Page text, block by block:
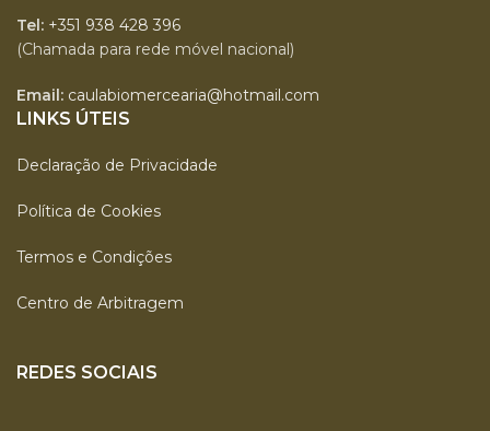
Tel: +351 938 428 396
(Chamada para rede móvel nacional)
Email: caulabiomercearia@hotmail.com
LINKS ÚTEIS
Declaração de Privacidade
Política de Cookies
Termos e Condições
Centro de Arbitragem
REDES SOCIAIS